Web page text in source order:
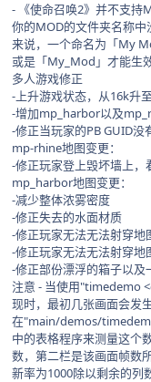
- 《使命召唤2》并不支持
你的MOD的文件夹名称
来说，一个命名为「My
或是「My_Mod」才能生效
多人游戏修正
-上升游戏状态，从16k升
-增加mp_harbor以及
-修正当玩家的PB GUID
mp-rhine地图变更：
-修正玩家登上毁坏墙上，
mp_harbor地图变更：
-减少整体浓雾密度
-修正失去的水面材质
-修正玩家无法无法射穿地
-修正玩家无法无法射穿地
-修正部份漂浮的箱子以及
注意 - 当使用"timedemo
现时，最初几张画面会发
在"main/demos/
中的表格程序来测量这个
数，第二栏是该画面帧数
新率为1000除以剩余的列